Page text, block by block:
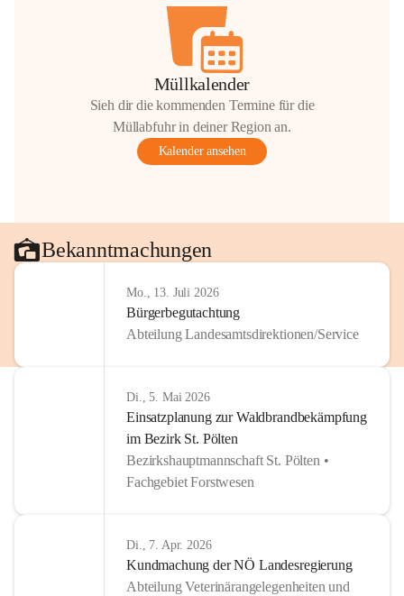
Müllkalender
Sieh dir die kommenden Termine für die
Müllabfuhr in deiner Region an.
Kalender ansehen
Bekanntmachungen
Mo., 13. Juli 2026
Bürgerbegutachtung
Abteilung Landesamtsdirektionen/Service
Di., 5. Mai 2026
Einsatzplanung zur Waldbrandbekämpfung
im Bezirk St. Pölten
Bezirkshauptmannschaft St. Pölten •
Fachgebiet Forstwesen
Di., 7. Apr. 2026
Kundmachung der NÖ Landesregierung
Abteilung Veterinärangelegenheiten und